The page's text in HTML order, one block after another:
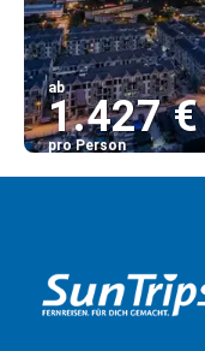
ab
1.427 €
pro Person